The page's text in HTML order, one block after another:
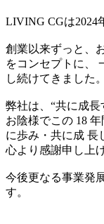
LIVING CGは2024
創業以来ずっと、
をコンセプトに、
し続けてきました。
弊社は、“共に成長
お陰様でこの 18
に歩み・共に成 長
心より感謝申し上
今後更なる事業発
す。